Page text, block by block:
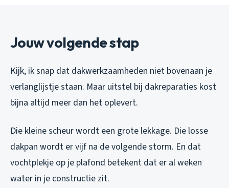
Jouw volgende stap
Kijk, ik snap dat dakwerkzaamheden niet bovenaan je
verlanglijstje staan. Maar uitstel bij dakreparaties kost
bijna altijd meer dan het oplevert.
Die kleine scheur wordt een grote lekkage. Die losse
dakpan wordt er vijf na de volgende storm. En dat
vochtplekje op je plafond betekent dat er al weken
water in je constructie zit.